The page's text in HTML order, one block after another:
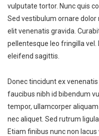
vulputate tortor. Nunc quis
Sed vestibulum ornare dolor
elit venenatis gravida.
pellentesque leo fringilla
eleifend sagittis.
Donec tincidunt ex
faucibus nibh id bibendum
tempor, ullamcorper
nec aliquet. Sed rutrum
Etiam finibus nunc non